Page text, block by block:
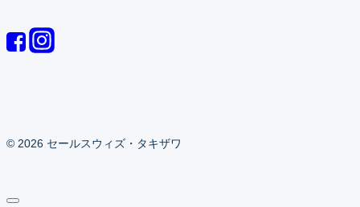
© 2026 セールスウィズ・タキザワ